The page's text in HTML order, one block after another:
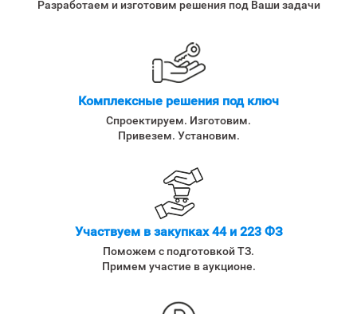
Разработаем и изготовим решения под Ваши задачи
Комплексные решения под ключ
Спроектируем. Изготовим.
Привезем. Установим.
Участвуем в закупках 44 и 223 ФЗ
Поможем с подготовкой ТЗ.
Примем участие в аукционе.